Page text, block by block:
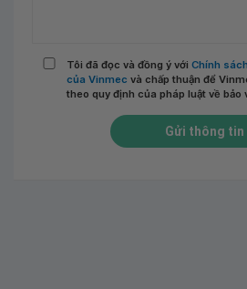
Tôi đã đọc và đồng ý với Chính
của Vinmec và chấp thuận để
theo quy định của pháp luật về bảo
Gửi thông tin